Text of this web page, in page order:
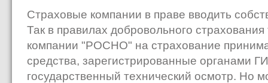
Страховые компании в праве вводить
Так в правилах добровольного
компании "РОСНО" на страхование
средства, зарегистрированные органами
государственный технический осмотр. Но